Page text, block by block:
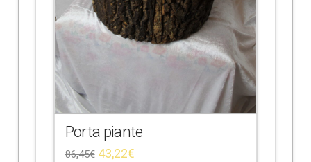
Porta piante
86,45€ 43,22€